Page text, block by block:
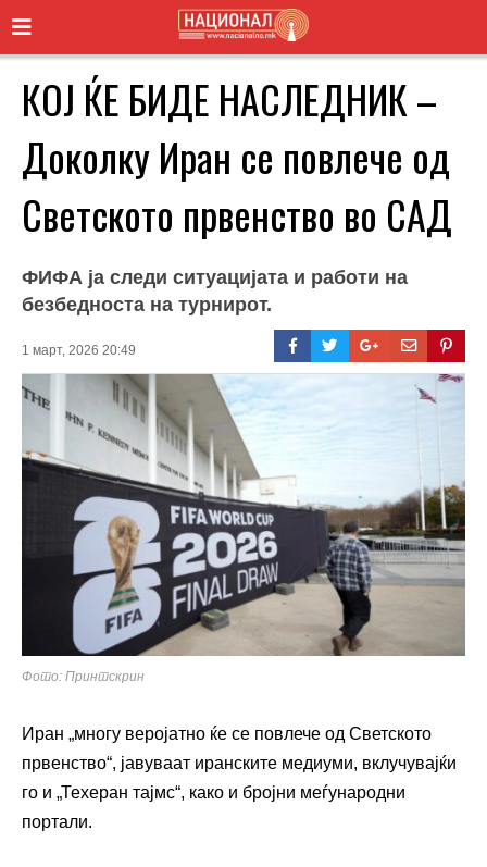
КОЈ ЌЕ БИДЕ НАСЛЕДНИК –
Доколку Иран се повлече од
Светското првенство во САД
ФИФА ја следи ситуацијата и работи на
безбедноста на турнирот.
1 март, 2026 20:49
Фото: Принтскрин
Иран „многу веројатно ќе се повлече од Светското
првенство“, јавуваат иранските медиуми, вклучувајќи
го и „Техеран тајмс“, како и бројни меѓународни
портали.